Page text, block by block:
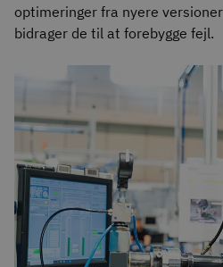
optimeringer fra nyere
bidrager de til at forebygge fejl.